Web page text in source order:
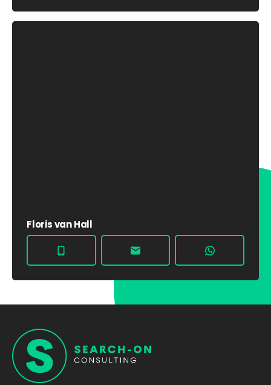
Floris van Hall